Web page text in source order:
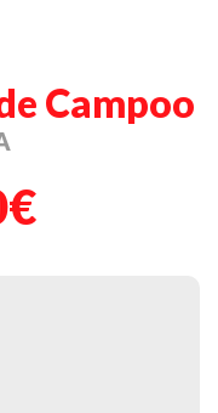
Campoo